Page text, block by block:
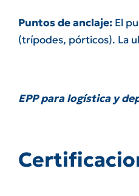
Puntos de anclaje: El
(trípodes, pórticos). La
EPP para logística y